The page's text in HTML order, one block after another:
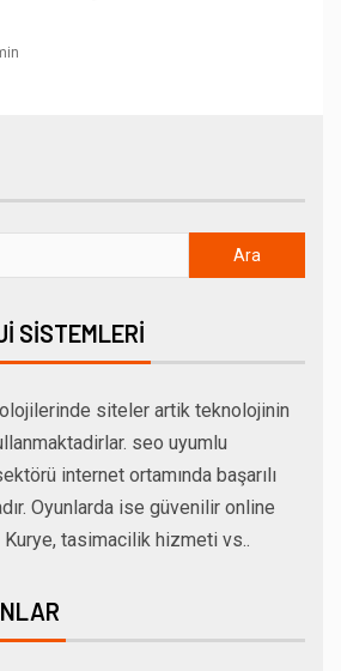
SISTEMLERI
siteler artik teknolojinin
seo uyumlu
internet ortamında başarılı
Oyunlarda ise güvenilir online
Kurye, tasimacilik hizmeti vs..